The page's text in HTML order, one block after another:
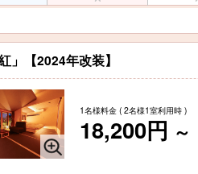
」【2024年改装】
1名様料金 ( 2名様1室利用時 )
18,200円 ～